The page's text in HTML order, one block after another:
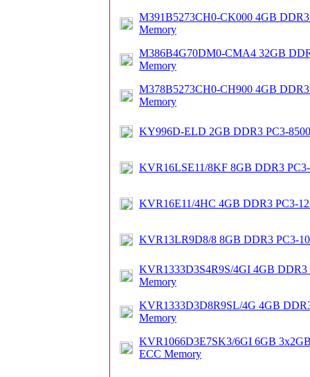
M391B5273CH0-CK000 4GB
Memory
M386B4G70DM0-CMA4 32GB
Memory
M378B5273CH0-CH900 4GB
Memory
KY996D-ELD 2GB DDR3 PC3-
KVR16LSE11/8KF 8GB DDR3
KVR16E11/4HC 4GB DDR3 PC3-
KVR13LR9D8/8 8GB DDR3 PC3-
KVR1333D3S4R9S/4GI 4GB DDR3
Memory
KVR1333D3D8R9SL/4G 4GB
Memory
KVR1066D3E7SK3/6GI 6GB
ECC Memory